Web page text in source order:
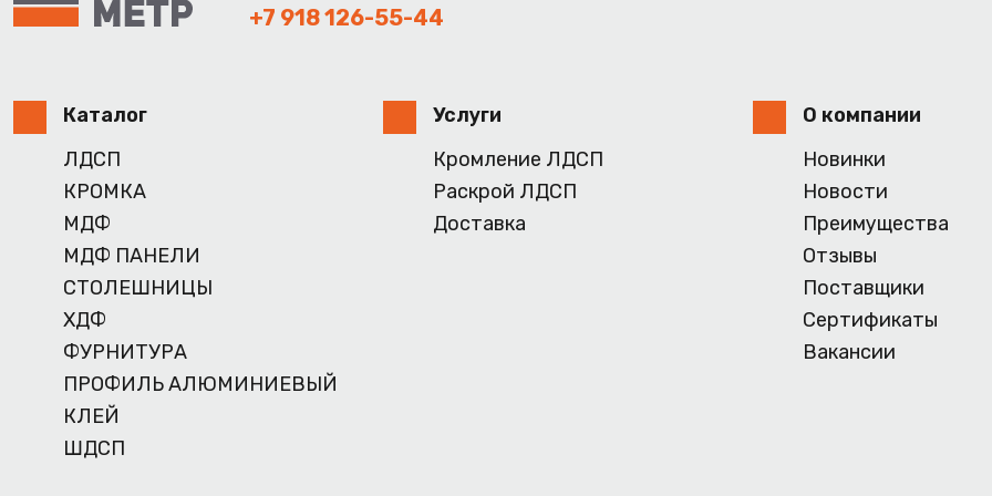
+7 918 126-55-44
Каталог
ЛДСП
КРОМКА
МДФ
МДФ ПАНЕЛИ
СТОЛЕШНИЦЫ
ХДФ
ФУРНИТУРА
ПРОФИЛЬ АЛЮМИНИЕВЫЙ
КЛЕЙ
ШДСП
Услуги
Кромление ЛДСП
Раскрой ЛДСП
Доставка
О компании
Новинки
Новости
Преимущества
Отзывы
Поставщики
Сертификаты
Вакансии